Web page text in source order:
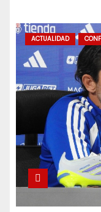
ACTUALIDAD